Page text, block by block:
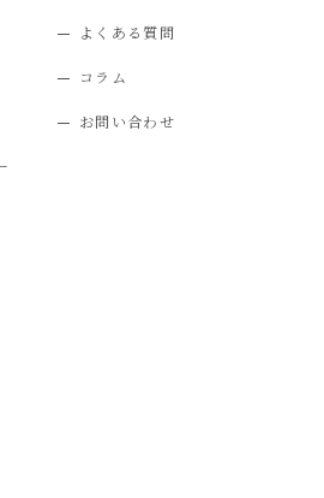
よくある質問
コラム
お問い合わせ